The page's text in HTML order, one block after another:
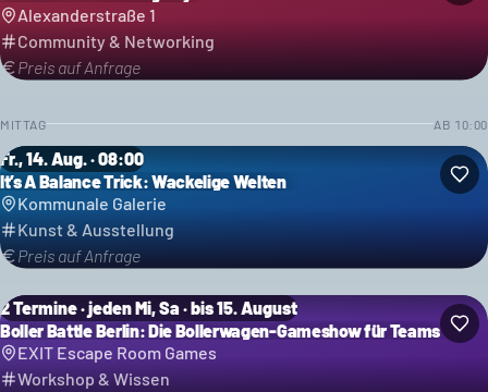
Alexanderstraße 1
Community & Networking
Preis auf Anfrage
MITTAG AB 10:00
Fr., 14. Aug. · 08:00
It’s A Balance Trick: Wackelige Welten
Kommunale Galerie
Kunst & Ausstellung
Preis auf Anfrage
2 Termine · jeden Mi, Sa · bis 15. August
Boller Battle Berlin: Die Bollerwagen-Gameshow für Teams
EXIT Escape Room Games
Workshop & Wissen